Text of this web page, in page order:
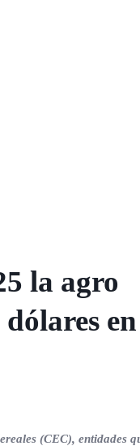
la agro
en
(CEC), entidades